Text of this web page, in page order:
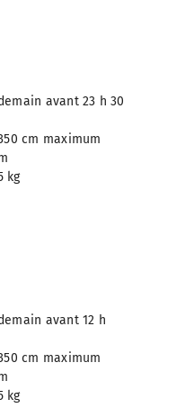
avant 23 h 30
cm maximum
kg
avant 12 h
cm maximum
kg